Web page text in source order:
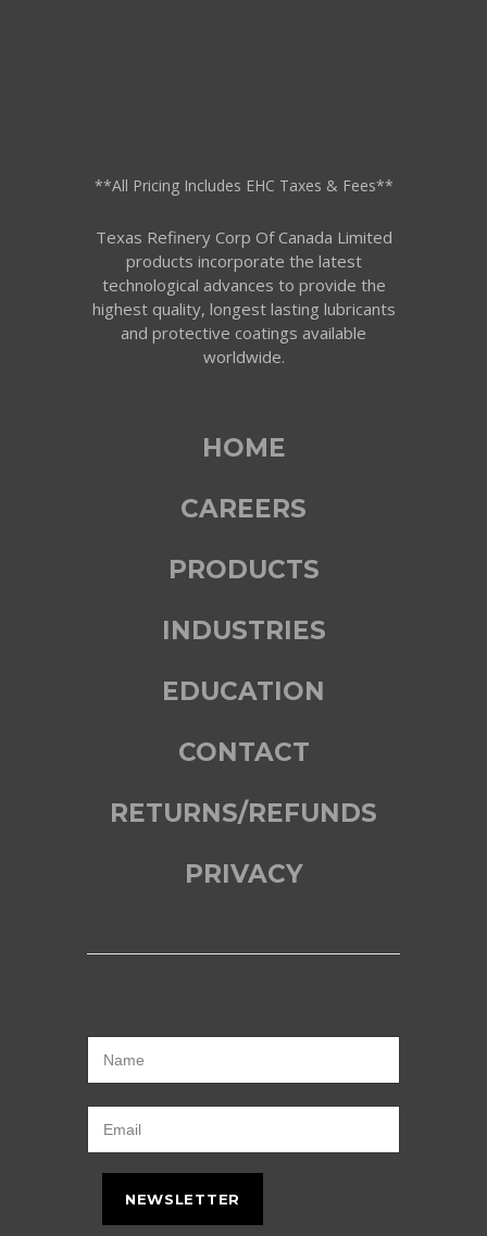
**All Pricing Includes EHC Taxes & Fees**
Texas Refinery Corp Of Canada Limited
products incorporate the latest
technological advances to provide the
highest quality, longest lasting lubricants
and protective coatings available
worldwide.
HOME
CAREERS
PRODUCTS
INDUSTRIES
EDUCATION
CONTACT
RETURNS/REFUNDS
PRIVACY
NEWSLETTER